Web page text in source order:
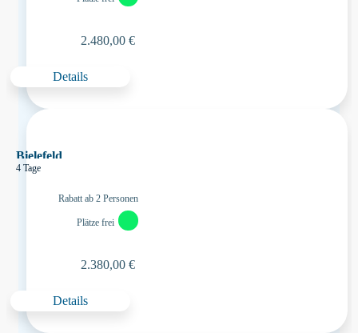
2.480,00 €
Details
Bielefeld
4 Tage
Rabatt ab 2 Personen
Plätze frei
2.380,00 €
Details